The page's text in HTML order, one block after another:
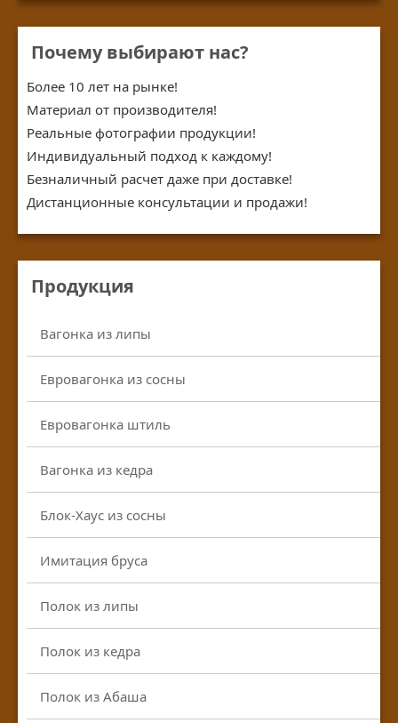
Почему выбирают нас?
Более 10 лет на рынке!
Материал от производителя!
Реальные фотографии продукции!
Индивидуальный подход к каждому!
Безналичный расчет даже при доставке!
Дистанционные консультации и продажи!
Продукция
Вагонка из липы
Евровагонка из сосны
Евровагонка штиль
Вагонка из кедра
Блок-Хаус из сосны
Имитация бруса
Полок из липы
Полок из кедра
Полок из Абаша